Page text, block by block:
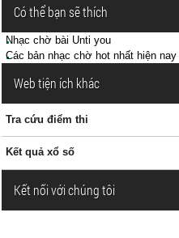
Có thể bạn sẽ thích
Nhạc chờ bài Unti you
Các bản nhạc chờ hot nhất hiện nay
Web tiện ích khác
Tra cứu điểm thi
Kết quả xổ số
Kết nối với chúng tôi